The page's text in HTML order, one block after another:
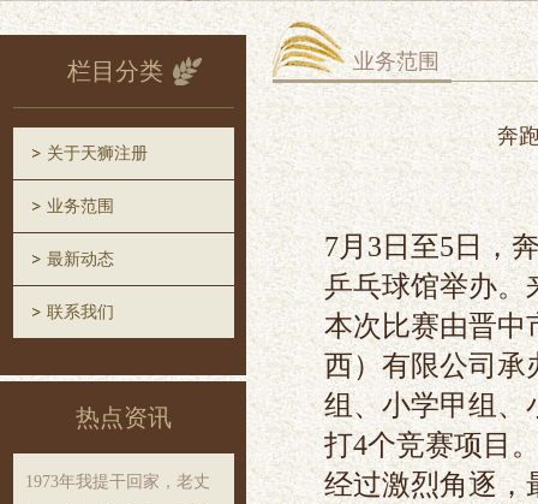
栏目分类
关于天狮注册
业务范围
最新动态
联系我们
热点资讯
1973年我提干回家，老丈
业务范围
奔
7月3日至5日，
乒乓球馆举办。
本次比赛由晋中
西）有限公司承
组、小学甲组、
打4个竞赛项目
经过激烈角逐，